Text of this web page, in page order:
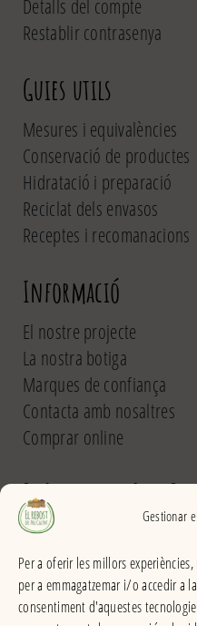
Gestionar
Per a oferir les millors
per a emmagatzemar i/o accedir a
consentiment d'aquestes
Detalls del compte
Restablir contrasenya
Guies utils
Mesures i equivalències
Conservació de productes
Hidratació i preparació
Reciclat dels envasos
Receptes i recomanacions
Informació
El nostre projecte
La nostra botiga
Marques de confiança
Contacta amb nosaltres
Comprar online
El Rebost del Pou
Carrer dels Banys, 31 (La
Horari
De dilluns a divendres
Matins: 9h – 13:30h